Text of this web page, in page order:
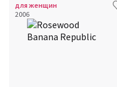
для женщин
2006